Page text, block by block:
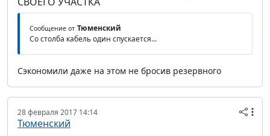
Сообщение от Тюменский
Со столба кабель один спускается...
Сэкономили даже на этом не бросив резервного
28 февраля 2017 14:14
Тюменский